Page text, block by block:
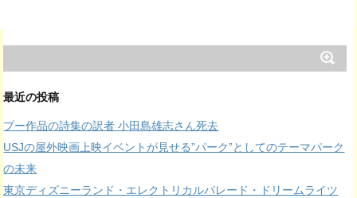
最近の投稿
プー作品の詩集の訳者 小田島雄志さん死去
USJの屋外映画上映イベントが見せる”パーク”としてのテーマパーク
の未来
東京ディズニーランド・エレクトリカルパレード・ドリームライツ